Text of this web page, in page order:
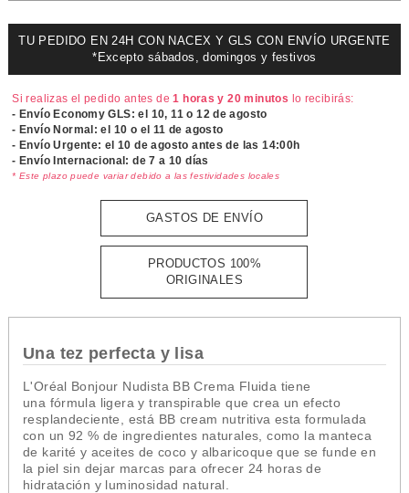
TU PEDIDO EN 24H CON NACEX Y GLS CON ENVÍO URGENTE
*Excepto sábados, domingos y festivos
Si realizas el pedido antes de1 horas y 20 minutos lo recibirás:
- Envío Economy GLS: el 10, 11 o 12 de agosto
- Envío Normal: el 10 o el 11 de agosto
- Envío Urgente: el10 de agosto antes de las 14:00h
- Envío Internacional: de 7 a 10 días
* Este plazo puede variar debido a las festividades locales
GASTOS DE ENVÍO
PRODUCTOS 100%
ORIGINALES
Una tez perfecta y lisa
L'Oréal Bonjour Nudista BB Crema Fluida tiene
una fórmula ligera y transpirable que crea un efecto
resplandeciente, está BB cream nutritiva esta formulada
con un 92 % de ingredientes naturales, como la manteca
de karité y aceites de coco y albaricoque que se funde en
la piel sin dejar marcas para ofrecer 24 horas de
hidratación y luminosidad natural.